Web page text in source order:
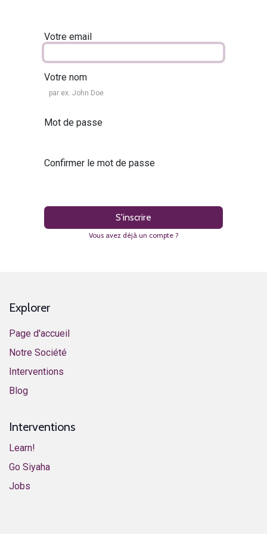
Votre email
Votre nom
Mot de passe
Confirmer le mot de passe
S'inscrire
Vous avez déjà un compte ?
Explorer
Page d'accueil
Notre Société
Interventions
​Blog​
Interventions
Learn!
​​​​​​G​o ​S​i​y​aha​
​​​​​​J​o​bs​​